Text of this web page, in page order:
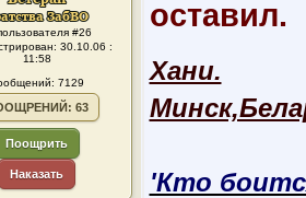
#26
30.10.06 :
11:58
7129
63
Поощрить
Наказать
оставил.
Хани.
'Кто